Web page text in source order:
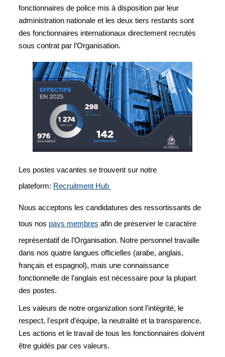
fonctionnaires de police mis à disposition par leur
administration nationale et les deux tiers restants sont
des fonctionnaires internationaux directement recrutés
sous contrat par l’Organisation.
Les postes vacantes se trouvent sur notre
plateform: Recruitment Hub
Nous acceptons les candidatures des ressortissants de
tous nos pays membres afin de préserver le caractère
représentatif de l’Organisation. Notre personnel travaille
dans nos quatre langues officielles (arabe, anglais,
français et espagnol), mais une connaissance
fonctionnelle de l’anglais est nécessaire pour la plupart
des postes.
Les valeurs de notre organization sont l'intégrité, le
respect, l'esprit d’équipe, la neutralité et la transparence.
Les actions et le travail de tous les fonctionnaires doivent
être guidés par ces valeurs.